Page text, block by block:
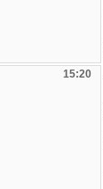
15:20